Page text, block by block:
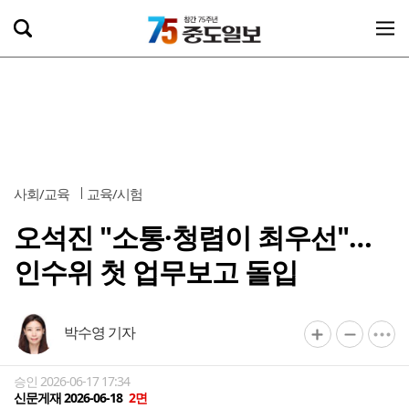
사회/교육 교육/시험
오석진 "소통·청렴이 최우선"…
인수위 첫 업무보고 돌입
박수영 기자
승인 2026-06-17 17:34
신문게재 2026-06-18 2면